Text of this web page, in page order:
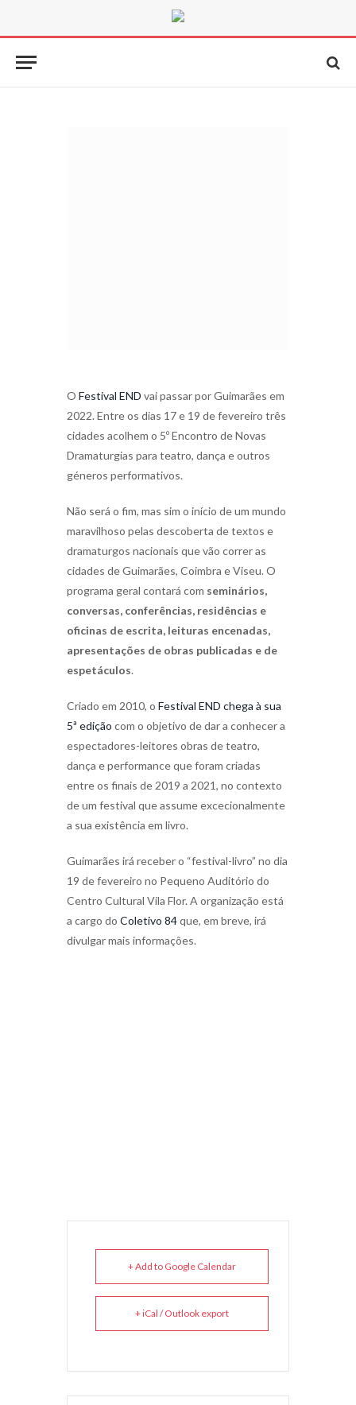
O Festival END vai passar por Guimarães em
2022. Entre os dias 17 e 19 de fevereiro três
cidades acolhem o 5º Encontro de Novas
Dramaturgias para teatro, dança e outros
géneros performativos.
Não será o fim, mas sim o início de um mundo
maravilhoso pelas descoberta de textos e
dramaturgos nacionais que vão correr as
cidades de Guimarães, Coimbra e Viseu. O
programa geral contará com seminários,
conversas, conferências, residências e
oficinas de escrita, leituras encenadas,
apresentações de obras publicadas e de
espetáculos.
Criado em 2010, o Festival END chega à sua
5ª edição com o objetivo de dar a conhecer a
espectadores-leitores obras de teatro,
dança e performance que foram criadas
entre os finais de 2019 a 2021, no contexto
de um festival que assume excecionalmente
a sua existência em livro.
Guimarães irá receber o “festival-livro” no dia
19 de fevereiro no Pequeno Auditório do
Centro Cultural Vila Flor. A organização está
a cargo do Coletivo 84que, em breve, irá
divulgar mais informações.
+ Add to Google Calendar
+ iCal / Outlook export